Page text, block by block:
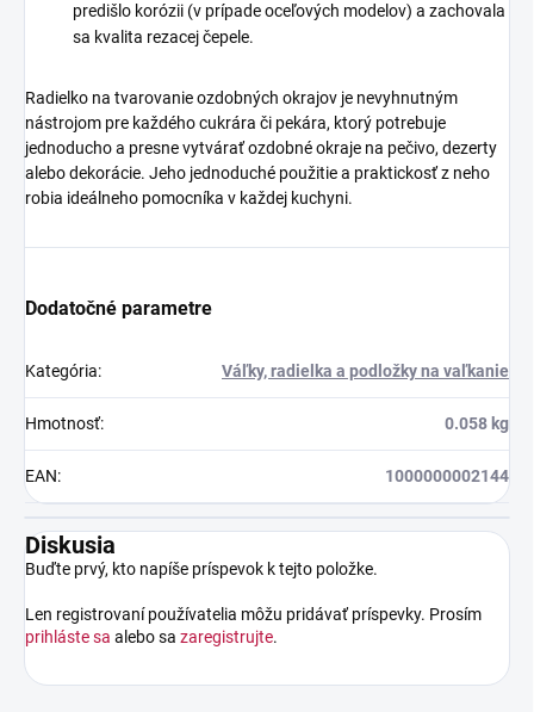
predišlo korózii (v prípade oceľových modelov) a zachovala
sa kvalita rezacej čepele.
Radielko na tvarovanie ozdobných okrajov je nevyhnutným
nástrojom pre každého cukrára či pekára, ktorý potrebuje
jednoducho a presne vytvárať ozdobné okraje na pečivo, dezerty
alebo dekorácie. Jeho jednoduché použitie a praktickosť z neho
robia ideálneho pomocníka v každej kuchyni.
Dodatočné parametre
Kategória: Váľky, radielka a podložky na vaľkanie
Hmotnosť: 0.058 kg
EAN: 1000000002144
Diskusia
Buďte prvý, kto napíše príspevok k tejto položke.
Len registrovaní používatelia môžu pridávať príspevky. Prosím
prihláste sa alebo sa zaregistrujte.